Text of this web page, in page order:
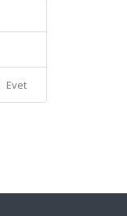
Evet